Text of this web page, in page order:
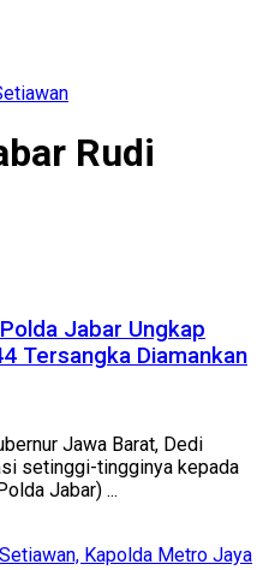
Rudi
Jabar Ungkap
Tersangka Diamankan
Jawa Barat, Dedi
setinggi-tingginya kepada
Jabar) ...